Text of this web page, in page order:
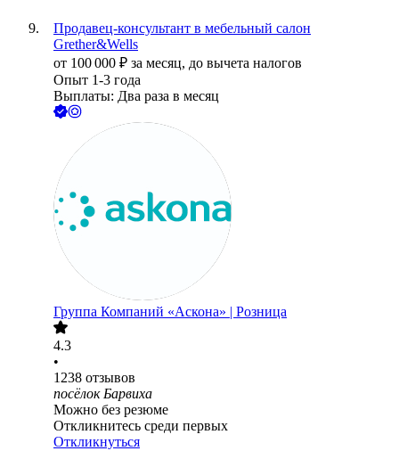
Продавец-консультант в мебельный салон
Grether&Wells
от 100 000 ₽ за месяц, до вычета налогов
Опыт 1-3 года
Выплаты: Два раза в месяц
Группа Компаний «Аскона» | Розница
4.3
•
1238 отзывов
посёлок Барвиха
Можно без резюме
Откликнитесь среди первых
Откликнуться